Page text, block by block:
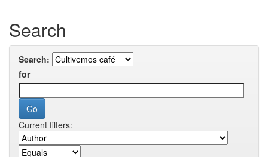
Search
Search:
for
Current filters: